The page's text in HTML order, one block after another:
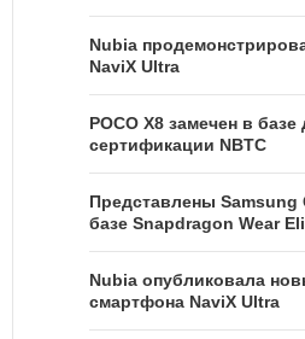
Nubia
NaviX Ultra
POCO X8 замечен в
сертификации NBTC
Представлены Samsung
базе Snapdragon Wear
Nubia опубликовала
смартфона NaviX Ultra